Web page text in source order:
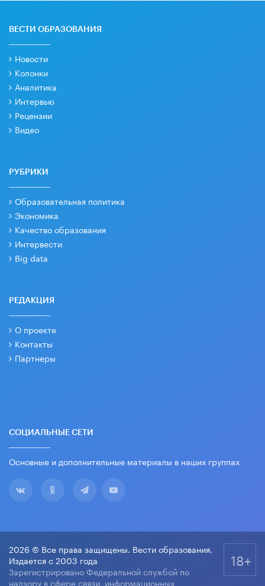
ВЕСТИ ОБРАЗОВАНИЯ
Новости
Колонки
Аналитика
Интервью
Рецензии
Видео
РУБРИКИ
Образовательная политика
Экономика
Качество образования
Интервести
Big data
РЕДАКЦИЯ
О проекте
Контакты
Партнеры
СОЦИАЛЬНЫЕ СЕТИ
Основные и дополнительные материалы в наших группах
2026 © Все права защищены. Вести образования.
Издается с 2003 года
Зарегистрировано Федеральной службой по
надзору в сфере связи, информационных
18+